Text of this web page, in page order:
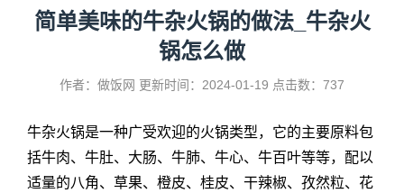
简单美味的牛杂火锅的做法_牛杂火
锅怎么做
作者：做饭网 更新时间：2024-01-19 点击数：737
牛杂火锅是一种广受欢迎的火锅类型，它的主要原料包
括牛肉、牛肚、大肠、牛肺、牛心、牛百叶等等，配以
适量的八角、草果、橙皮、桂皮、干辣椒、孜然粒、花